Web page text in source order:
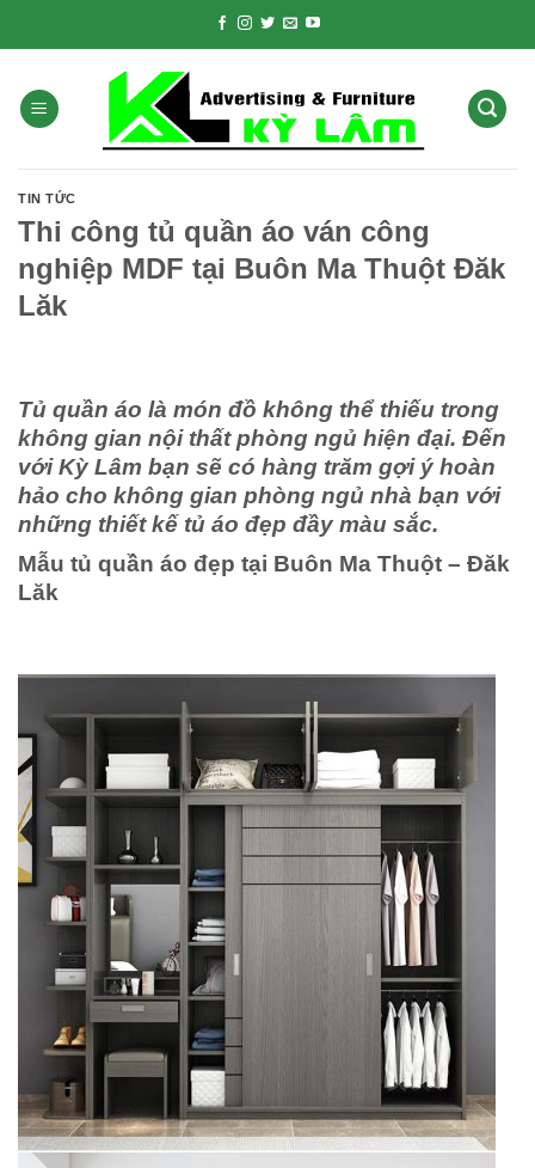
TIN TỨC
Thi công tủ quần áo ván công
nghiệp MDF tại Buôn Ma Thuột Đăk
Lăk
Tủ quần áo là món đồ không thể thiếu trong
không gian nội thất phòng ngủ hiện đại. Đến
với Kỳ Lâm bạn sẽ có hàng trăm gợi ý hoàn
hảo cho không gian phòng ngủ nhà bạn với
những thiết kế tủ áo đẹp đầy màu sắc.
Mẫu tủ quần áo đẹp tại Buôn Ma Thuột – Đăk
Lăk